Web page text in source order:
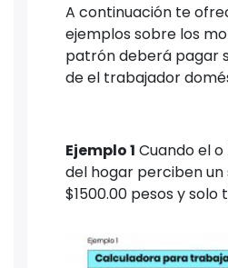
A continuación te
ejemplos sobre los
patrón deberá pagar
de el trabajador
Ejemplo 1 Cuando el
del hogar perciben
$1500.00 pesos y